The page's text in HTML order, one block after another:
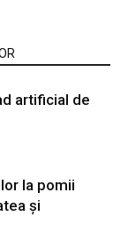
artificial de
la pomii
și